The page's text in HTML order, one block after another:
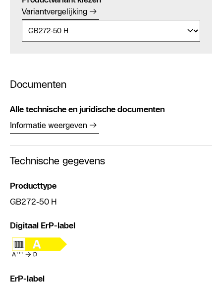
Variantvergelijking
Documenten
Alle technische en juridische documenten
Informatie weergeven
Technische gegevens
Producttype
GB272-50 H
Digitaal ErP-label
ErP-label